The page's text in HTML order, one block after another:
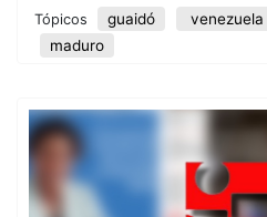
Tópicos guaidó venezuela
maduro